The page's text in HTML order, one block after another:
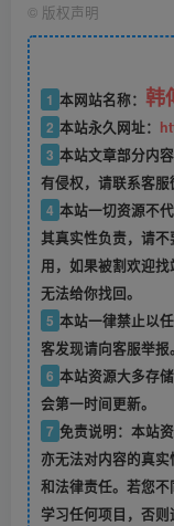
© 版权声明
1 本网站名称： 韩
2 本站永久网址：
3 本站文章部分内
有侵权，请联系客服
4 本站一切资源不
其真实性负责，请
用，如果被割欢迎
无法给你找回。
5 本站一律禁止以
客发现请向客服举报。
6 本站资源大多存
会第一时间更新。
7 免责说明：本站
亦无法对内容的真
和法律责任。若您
学习任何项目，否则